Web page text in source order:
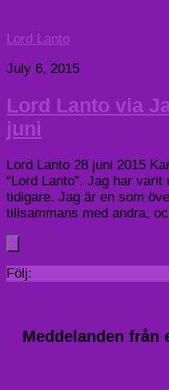
Lord Lanto
July 6, 2015
Lord Lanto via
juni
Lord Lanto 28 juni 2015
“Lord Lanto”. Jag har
tidigare. Jag är en som
tillsammans med andra,
Följ:
Meddelanden från